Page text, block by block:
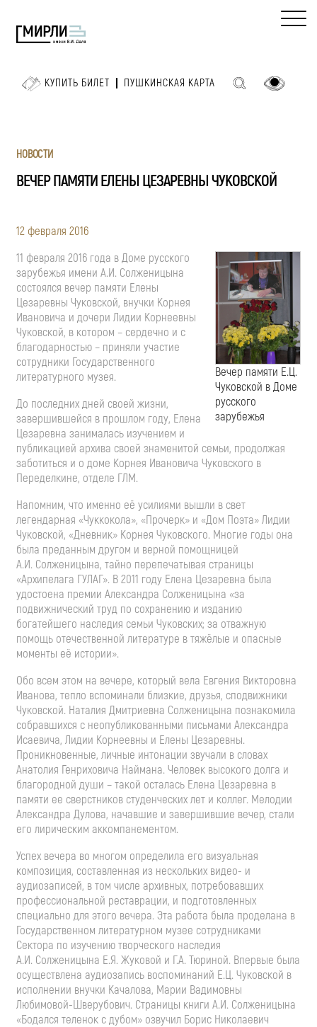
КУПИТЬ БИЛЕТ ПУШКИНСКАЯ КАРТА
НОВОСТИ
ВЕЧЕР ПАМЯТИ ЕЛЕНЫ ЦЕЗАРЕВНЫ ЧУКОВСКОЙ
12 февраля 2016
Вечер памяти Е.Ц.
Чуковской в Доме
русского
зарубежья
11 февраля 2016 года в Доме русского
зарубежья имени А.И. Солженицына
состоялся вечер памяти Елены
Цезаревны Чуковской, внучки Корнея
Ивановича и дочери Лидии Корнеевны
Чуковской, в котором – сердечно и с
благодарностью – приняли участие
сотрудники Государственного
литературного музея.
До последних дней своей жизни,
завершившейся в прошлом году, Елена
Цезаревна занималась изучением и
публикацией архива своей знаменитой семьи, продолжая
заботиться и о доме Корнея Ивановича Чуковского в
Переделкине, отделе ГЛМ.
Напомним, что именно её усилиями вышли в свет
легендарная «Чуккокола», «Прочерк» и «Дом Поэта» Лидии
Чуковской, «Дневник» Корнея Чуковского. Многие годы она
была преданным другом и верной помощницей
А.И. Солженицына, тайно перепечатывая страницы
«Архипелага ГУЛАГ». В 2011 году Елена Цезаревна была
удостоена премии Александра Солженицына «за
подвижнический труд по сохранению и изданию
богатейшего наследия семьи Чуковских; за отважную
помощь отечественной литературе в тяжёлые и опасные
моменты её истории».
Обо всем этом на вечере, который вела Евгения Викторовна
Иванова, тепло вспоминали близкие, друзья, сподвижники
Чуковской. Наталия Дмитриевна Солженицына познакомила
собравшихся с неопубликованными письмами Александра
Исаевича, Лидии Корнеевны и Елены Цезаревны.
Проникновенные, личные интонации звучали в словах
Анатолия Генриховича Наймана. Человек высокого долга и
благородной души – такой осталась Елена Цезаревна в
памяти ее сверстников студенческих лет и коллег. Мелодии
Александра Дулова, начавшие и завершившие вечер, стали
его лирическим аккомпанементом.
Успех вечера во многом определила его визуальная
композиция, составленная из нескольких видео- и
аудиозаписей, в том числе архивных, потребовавших
профессиональной реставрации, и подготовленных
специально для этого вечера. Эта работа была проделана в
Государственном литературном музее сотрудниками
Сектора по изучению творческого наследия
А.И. Солженицына Е.Я. Жуковой и Г.А. Тюриной. Впервые была
осуществлена аудиозапись воспоминаний Е.Ц. Чуковской в
исполнении внучки Качалова, Марии Вадимовны
Любимовой-Шверубович. Страницы книги А.И. Солженицына
«Бодался теленок с дубом» озвучил Борис Николаевич